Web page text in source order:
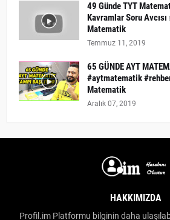
49 Günde TYT
Kavramlar Soru
Matematik
Temmuz 11, 2019
65 GÜNDE AYT
#aytmatematik
Matematik
Aralık 07, 2019
HAKKIMIZDA
Profil.im Platformu bilginin daha